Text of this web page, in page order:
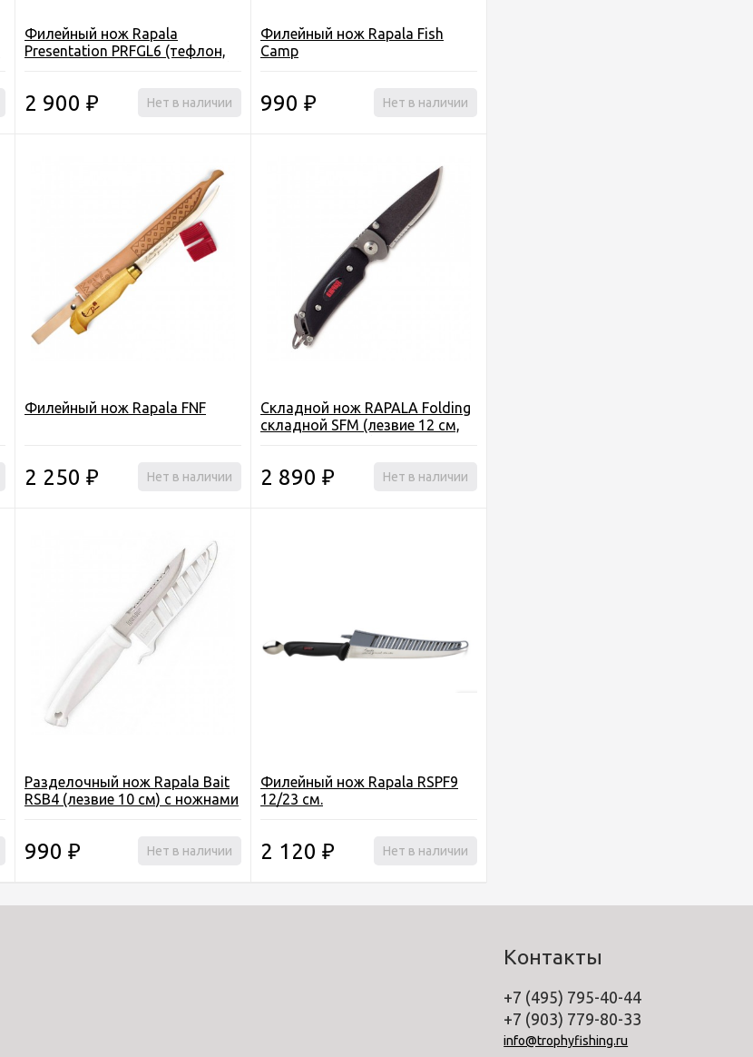
Филейный нож Rapala
Presentation PRFGL6 (тефлон,
2 900 ₽ Нет в наличии
Филейный нож Rapala Fish
Camp
990 ₽ Нет в наличии
Филейный нож Rapala FNF
2 250 ₽ Нет в наличии
Складной нож RAPALA Folding
складной SFM (лезвие 12 см,
2 890 ₽ Нет в наличии
Разделочный нож Rapala Bait
RSB4 (лезвие 10 см) с ножнами
990 ₽ Нет в наличии
Филейный нож Rapala RSPF9
12/23 см.
2 120 ₽ Нет в наличии
Контакты
+7 (495) 795-40-44
+7 (903) 779-80-33
info@trophyfishing.ru